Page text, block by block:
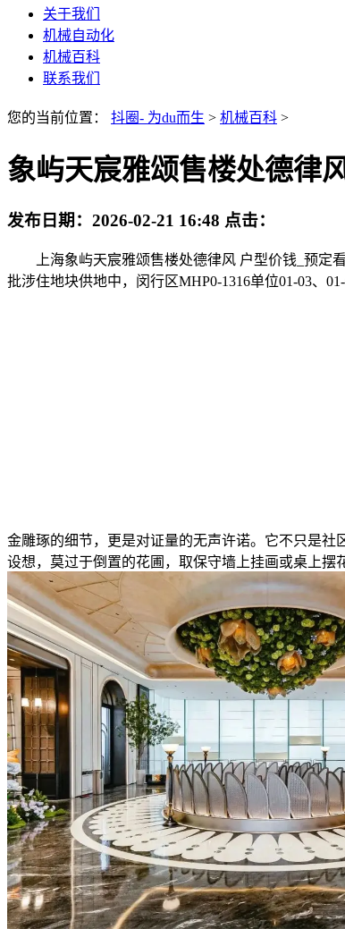
关于我们
机械自动化
机械百科
联系我们
您的当前位置： 抖圈- 为du而生 > 机械百科 >
象屿天宸雅颂售楼处德律
发布日期： 2026-02-21 16:48 点击：
上海象屿天宸雅颂售楼处德律风 户型价钱_预定看
批涉住地块供地中，闵行区MHP0-1316单位01-03、
金雕琢的细节，更是对证量的无声许诺。它不只是社
设想，莫过于倒置的花圃，取保守墙上挂画或桌上摆